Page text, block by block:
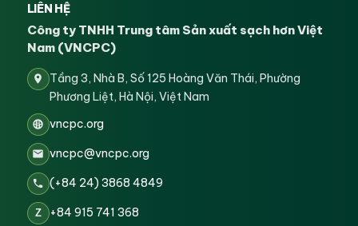
LIÊN HỆ
Công ty TNHH Trung tâm Sản xuất sạch hơn Việt
Nam (VNCPC)
Tầng 3, Nhà B, Số 125 Hoàng Văn Thái, Phường
Phương Liệt, Hà Nội, Việt Nam
vncpc.org
vncpc@vncpc.org
(+84 24) 3868 4849
Z +84 915 741 368